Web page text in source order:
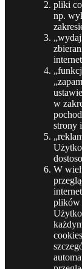
pliki
np.
w
strony
W
plików